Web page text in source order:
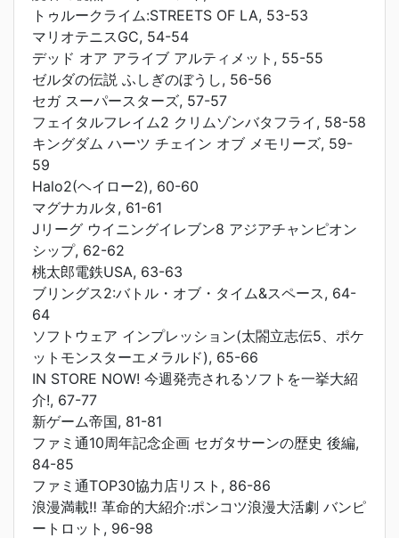
トゥルークライム:STREETS OF LA, 53-53
マリオテニスGC, 54-54
デッド オア アライブ アルティメット, 55-55
ゼルダの伝説 ふしぎのぼうし, 56-56
セガ スーパースターズ, 57-57
フェイタルフレイム2 クリムゾンバタフライ, 58-58
キングダム ハーツ チェイン オブ メモリーズ, 59-
59
Halo2(ヘイロー2), 60-60
マグナカルタ, 61-61
Jリーグ ウイニングイレブン8 アジアチャンピオン
シップ, 62-62
桃太郎電鉄USA, 63-63
ブリングス2:バトル・オブ・タイム&スペース, 64-
64
ソフトウェア インプレッション(太閤立志伝5、ポケ
ットモンスターエメラルド), 65-66
IN STORE NOW! 今週発売されるソフトを一挙大紹
介!, 67-77
新ゲーム帝国, 81-81
ファミ通10周年記念企画 セガタサーンの歴史 後編,
84-85
ファミ通TOP30協力店リスト, 86-86
浪漫満載‼ 革命的大紹介:ポンコツ浪漫大活劇 バンピ
ートロット, 96-98